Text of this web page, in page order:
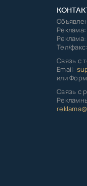
Тел/факс:
Связь с
Email:
или
Связь с